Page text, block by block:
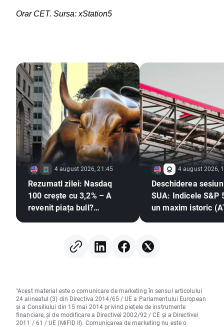
Orar CET. Sursa: xStation5
4 august 2026, 21:45
Rezumatl zilei: Nasdaq
100 crește cu 3,2% – A
revenit piața bull?
4 august 2026,
Deschiderea
SUA: Indicele S&P
un maxim istoric
Palantir câștigă
"Acest material este o comunicare de marketing în sensul articolului
24 alineatul (3) din Directiva 2014/65 / UE a Parlamentului European
și a Consiliului din 15 mai 2014 privind piețele de instrumente
financiare, și de modificare a Directivei 2002/92 / CE și a Directivei
2011 / 61 / UE (MiFID II). Comunicarea de marketing nu este o